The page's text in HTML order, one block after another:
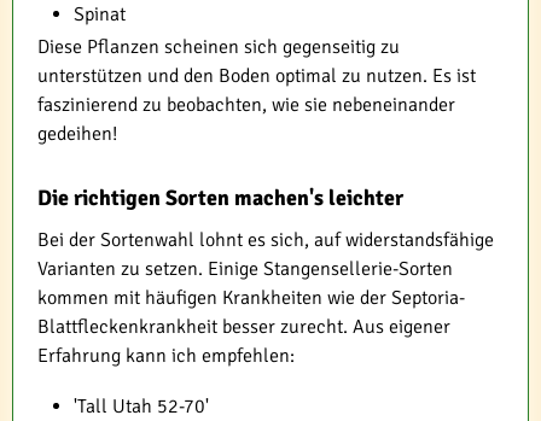
Spinat
Diese Pflanzen scheinen sich gegenseitig zu
unterstützen und den Boden optimal zu nutzen. Es ist
faszinierend zu beobachten, wie sie nebeneinander
gedeihen!
Die richtigen Sorten machen's leichter
Bei der Sortenwahl lohnt es sich, auf widerstandsfähige
Varianten zu setzen. Einige Stangensellerie-Sorten
kommen mit häufigen Krankheiten wie der Septoria-
Blattfleckenkrankheit besser zurecht. Aus eigener
Erfahrung kann ich empfehlen:
'Tall Utah 52-70'